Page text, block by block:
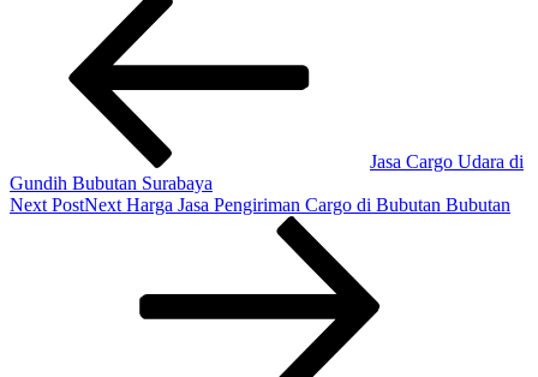
Jasa Cargo Udara di
Gundih Bubutan Surabaya
Next PostNext Harga Jasa Pengiriman Cargo di Bubutan Bubutan